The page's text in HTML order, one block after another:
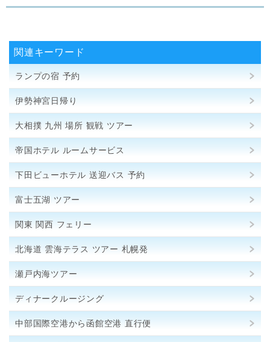
関連キーワード
ランプの宿 予約
伊勢神宮日帰り
大相撲 九州 場所 観戦 ツアー
帝国ホテル ルームサービス
下田ビューホテル 送迎バス 予約
富士五湖 ツアー
関東 関西 フェリー
北海道 雲海テラス ツアー 札幌発
瀬戸内海ツアー
ディナークルージング
中部国際空港から函館空港 直行便